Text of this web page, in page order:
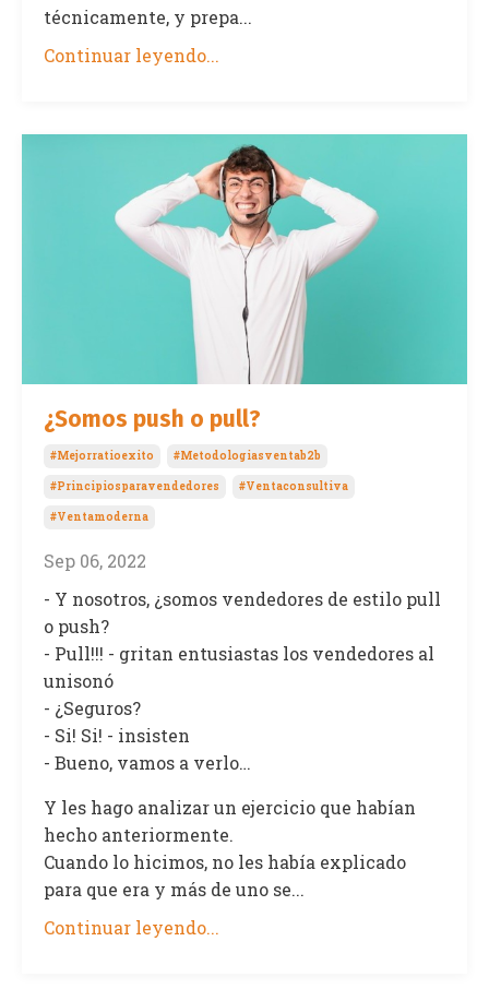
técnicamente, y prepa...
Continuar leyendo...
¿Somos push o pull?
#mejorratioexito #metodologiasventab2b
#principiosparavendedores #ventaconsultiva
#ventamoderna
Sep 06, 2022
- Y nosotros, ¿somos vendedores de estilo pull
o push?
- Pull!!! - gritan entusiastas los vendedores al
unisonó
- ¿Seguros?
- Si! Si! - insisten
- Bueno, vamos a verlo…
Y les hago analizar un ejercicio que habían
hecho anteriormente.
Cuando lo hicimos, no les había explicado
para que era y más de uno se...
Continuar leyendo...